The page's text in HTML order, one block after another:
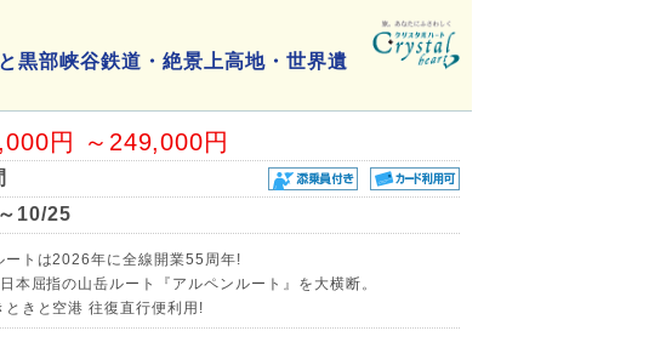
黒部峡谷鉄道・絶景上高地・世界遺
円 ～249,000円
10/25
ートは2026年に全線開業55周年!
本屈指の山岳ルート『アルペンルート』を大横断。
きと空港 往復直行便利用!